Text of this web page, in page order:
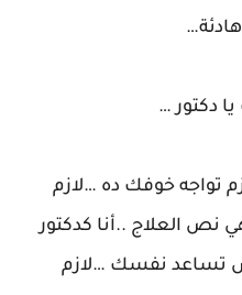
دكتور …
تواجه خوفك ده …لازم
نص العلاج ..أنا كدكتور
تساعد نفسك …لازم